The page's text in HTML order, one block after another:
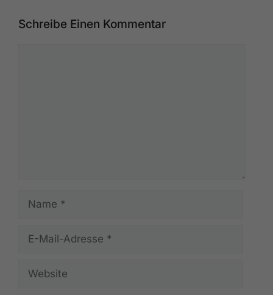
Schreibe Einen Kommentar
Website